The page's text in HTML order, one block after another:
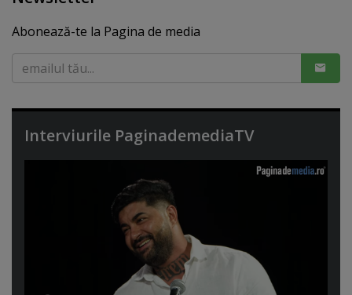
Abonează-te la Pagina de media
Interviurile PaginademediaTV